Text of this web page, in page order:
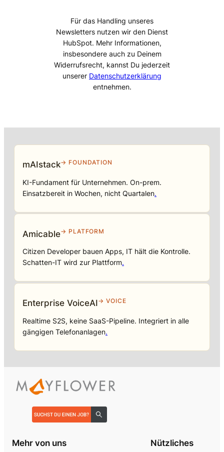
Für das Handling unseres
Newsletters nutzen wir den Dienst
HubSpot. Mehr Informationen,
insbesondere auch zu Deinem
Widerrufsrecht, kannst Du jederzeit
unserer Datenschutzerklärung
entnehmen.
mAIstack→ FOUNDATION
KI-Fundament für Unternehmen. On-prem.
Einsatzbereit in Wochen, nicht Quartalen.
Amicable→ PLATFORM
Citizen Developer bauen Apps, IT hält die Kontrolle.
Schatten-IT wird zur Plattform.
Enterprise VoiceAI→ VOICE
Realtime S2S, keine SaaS-Pipeline. Integriert in alle
gängigen Telefonanlagen.
Mehr von uns Nützliches